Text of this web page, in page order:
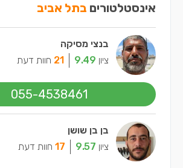
אינסטלטורים בתל אביב
בנצי מסיקה
ציון 9.49
21 חוות דעת
055-4538461
בן בן שושן
ציון 9.57
17 חוות דעת